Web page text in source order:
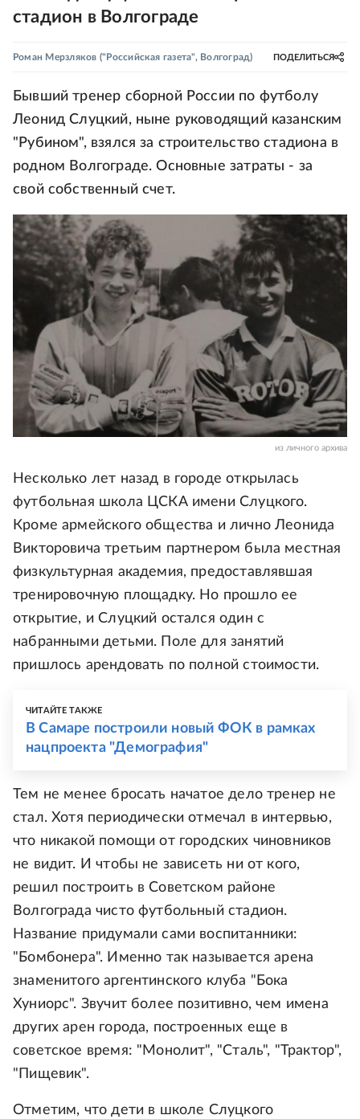
стадион в Волгограде
Роман Мерзляков ("Российская газета", Волгоград) ПОДЕЛИТЬСЯ
Бывший тренер сборной России по футболу
Леонид Слуцкий, ныне руководящий казанским
"Рубином", взялся за строительство стадиона в
родном Волгограде. Основные затраты - за
свой собственный счет.
из личного архива
Несколько лет назад в городе открылась
футбольная школа ЦСКА имени Слуцкого.
Кроме армейского общества и лично Леонида
Викторовича третьим партнером была местная
физкультурная академия, предоставлявшая
тренировочную площадку. Но прошло ее
открытие, и Слуцкий остался один с
набранными детьми. Поле для занятий
пришлось арендовать по полной стоимости.
ЧИТАЙТЕ ТАКЖЕ
В Самаре построили новый ФОК в рамках
нацпроекта "Демография"
Тем не менее бросать начатое дело тренер не
стал. Хотя периодически отмечал в интервью,
что никакой помощи от городских чиновников
не видит. И чтобы не зависеть ни от кого,
решил построить в Советском районе
Волгограда чисто футбольный стадион.
Название придумали сами воспитанники:
"Бомбонера". Именно так называется арена
знаменитого аргентинского клуба "Бока
Хуниорс". Звучит более позитивно, чем имена
других арен города, построенных еще в
советское время: "Монолит", "Сталь", "Трактор",
"Пищевик".
Отметим, что дети в школе Слуцкого